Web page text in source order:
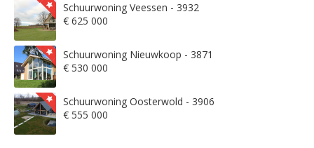
Schuurwoning Veessen - 3932
€ 625 000
Schuurwoning Nieuwkoop - 3871
€ 530 000
Schuurwoning Oosterwold - 3906
€ 555 000